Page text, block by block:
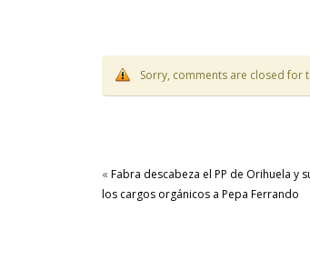
Sorry, comments are closed for
« Fabra descabeza el PP de Orihuela y
los cargos orgánicos a Pepa Ferrando